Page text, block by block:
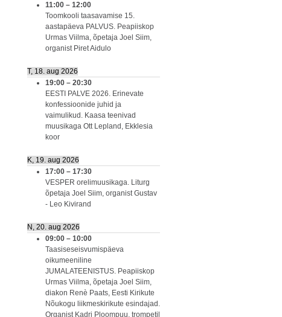
11:00 – 12:00
Toomkooli taasavamise 15.
aastapäeva PALVUS. Peapiiskop
Urmas Viilma, õpetaja Joel Siim,
organist Piret Aidulo
T, 18. aug 2026
19:00 – 20:30
EESTI PALVE 2026. Erinevate
konfessioonide juhid ja
vaimulikud. Kaasa teenivad
muusikaga Ott Lepland, Ekklesia
koor
K, 19. aug 2026
17:00 – 17:30
VESPER orelimuusikaga. Liturg
õpetaja Joel Siim, organist Gustav
- Leo Kivirand
N, 20. aug 2026
09:00 – 10:00
Taasiseseisvumispäeva
oikumeeniline
JUMALATEENISTUS. Peapiiskop
Urmas Viilma, õpetaja Joel Siim,
diakon Renè Paats, Eesti Kirikute
Nõukogu liikmeskirikute esindajad.
Organist Kadri Ploompuu, trompetil